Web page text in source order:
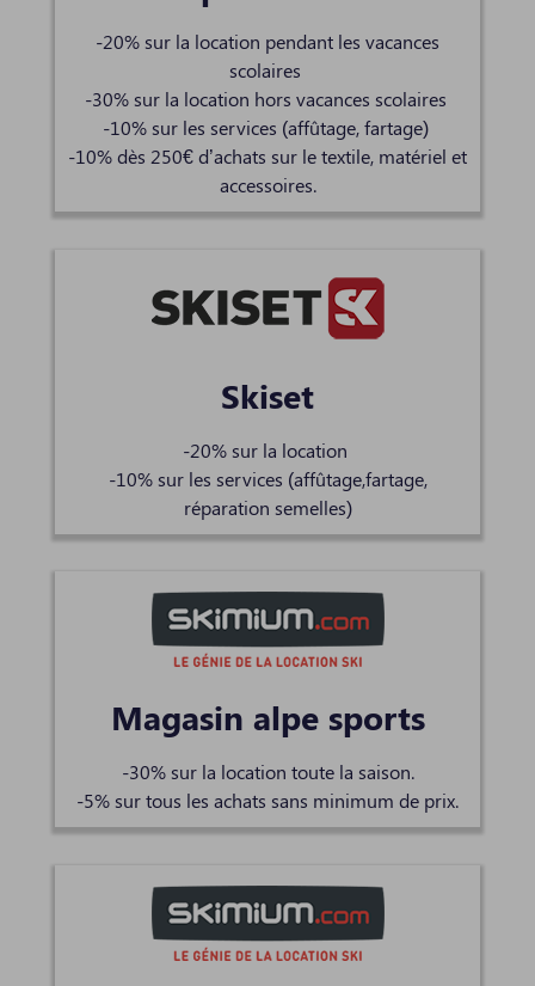
-20% sur la location pendant les vacances
scolaires
-30% sur la location hors vacances scolaires
-10% sur les services (affûtage, fartage)
-10% dès 250€ d’achats sur le textile, matériel et
accessoires.
Skiset
-20% sur la location
-10% sur les services (affûtage,fartage,
réparation semelles)
Magasin alpe sports
-30% sur la location toute la saison.
-5% sur tous les achats sans minimum de prix.